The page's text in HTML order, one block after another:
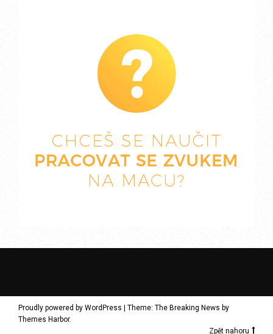
Proudly powered by WordPress | Theme: The Breaking News by
Themes Harbor.
Zpět nahoru